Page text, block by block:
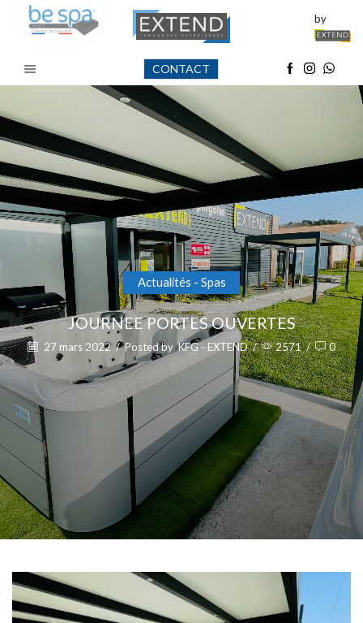
by
CONTACT
Actualités - Spas
JOURNEE PORTES OUVERTES
27 mars 2022 / Posted by KFG - EXTEND / 2571 / 0